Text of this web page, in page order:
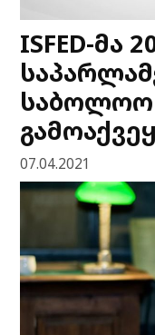
ISFED-მა
საბოლოო
07.04.2021